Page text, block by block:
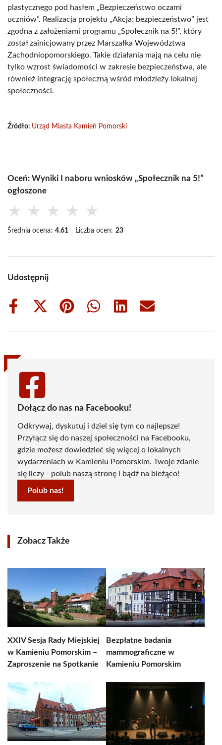
plastycznego pod hasłem „Bezpieczeństwo oczami
uczniów”. Realizacja projektu „Akcja: bezpieczeństwo” jest
zgodna z założeniami programu „Społecznik na 5!”, który
został zainicjowany przez Marszałka Województwa
Zachodniopomorskiego. Takie działania mają na celu nie
tylko wzrost świadomości w zakresie bezpieczeństwa, ale
również integrację społeczną wśród młodzieży lokalnej
społeczności.
Źródło: Urząd Miasta Kamień Pomorski
Oceń: Wyniki I naboru wniosków „Społecznik na 5!”
ogłoszone
★ ★ ★ ★ ★
Średnia ocena: 4.61 Liczba ocen: 23
Udostępnij
Share
Share
(Twitter)
Share
Share
Share
Share
Dołącz do nas na Facebooku!
Odkrywaj, dyskutuj i dziel się tym co najlepsze!
Przyłącz się do naszej społeczności na Facebooku,
gdzie możesz dowiedzieć się więcej o lokalnych
wydarzeniach w Kamieniu Pomorskim. Twoje zdanie
się liczy - polub naszą stronę i bądź na bieżąco!
Polub nas!
Zobacz Także
XXIV Sesja Rady Miejskiej
w Kamieniu Pomorskim –
Zaproszenie na Spotkanie
Bezpłatne badania
mammograficzne w
Kamieniu Pomorskim